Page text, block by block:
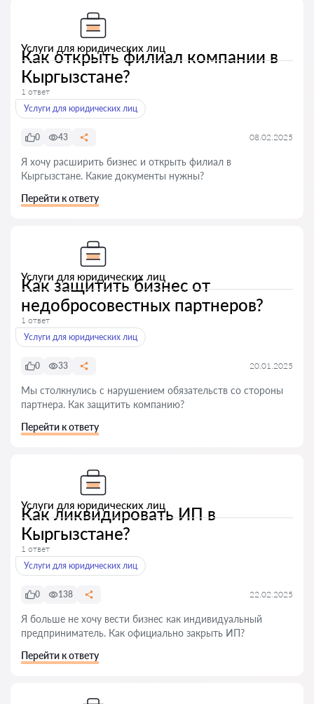
Услуги для юридических лиц
Как открыть филиал компании в
Кыргызстане?
1 ответ
Услуги для юридических лиц
0 43 08.02.2025
Я хочу расширить бизнес и открыть филиал в
Кыргызстане. Какие документы нужны?
Перейти к ответу
Услуги для юридических лиц
Как защитить бизнес от
недобросовестных партнеров?
1 ответ
Услуги для юридических лиц
0 33 20.01.2025
Мы столкнулись с нарушением обязательств со стороны
партнера. Как защитить компанию?
Перейти к ответу
Услуги для юридических лиц
Как ликвидировать ИП в
Кыргызстане?
1 ответ
Услуги для юридических лиц
0 138 22.02.2025
Я больше не хочу вести бизнес как индивидуальный
предприниматель. Как официально закрыть ИП?
Перейти к ответу